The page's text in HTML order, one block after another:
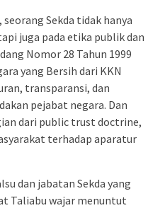
Sekda tidak hanya
juga pada etika publik dan
Nomor 28 Tahun 1999
yang Bersih dari KKN
transparansi, dan
pejabat negara. Dan
dari public trust doctrine,
terhadap aparatur
dan jabatan Sekda yang
Taliabu wajar menuntut